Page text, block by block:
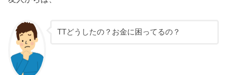
TTどうしたの？お金に困ってるの？